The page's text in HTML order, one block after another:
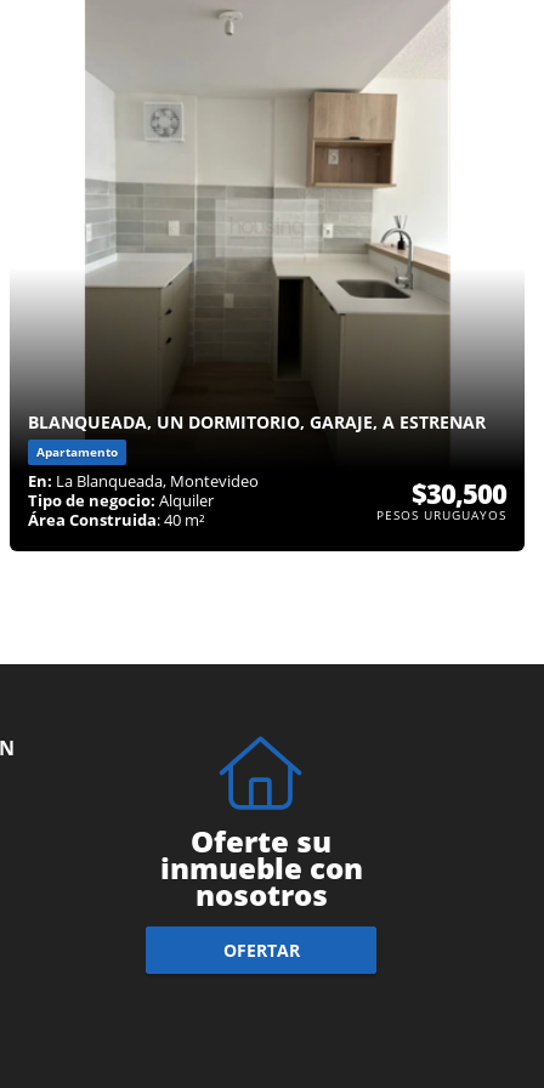
BLANQUEADA, UN DORMITORIO, GARAJE, A ESTRENAR
Apartamento
En: La Blanqueada, Montevideo
Tipo de negocio: Alquiler
Área Construida: 40 m²
$30,500
PESOS URUGUAYOS
Oferte su
inmueble con
nosotros
OFERTAR